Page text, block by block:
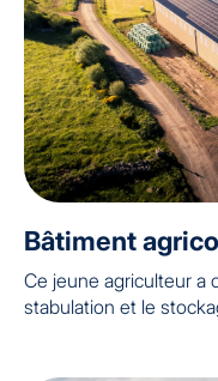
Bâtiment
Ce jeune agriculteur a
stabulation et le